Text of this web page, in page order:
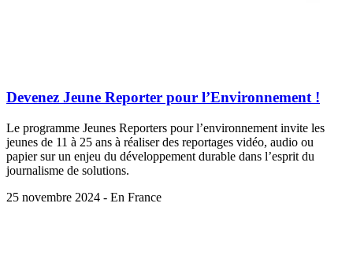
Devenez Jeune Reporter pour l’Environnement !
Le programme Jeunes Reporters pour l’environnement invite les
jeunes de 11 à 25 ans à réaliser des reportages vidéo, audio ou
papier sur un enjeu du développement durable dans l’esprit du
journalisme de solutions.
25 novembre 2024 - En France